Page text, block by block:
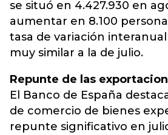
se situó en 4.427.930 en
aumentar en 8.100
tasa de variación interanual
muy similar a la de julio.
Repunte de las
El Banco de España
de comercio de bienes
repunte significativo en